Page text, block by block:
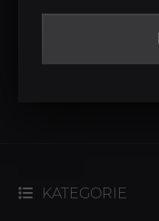
KATEGORIE